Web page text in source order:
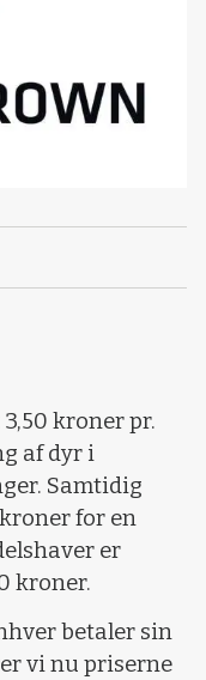
kroner pr.
af dyr i
Samtidig
for en
er
kroner.
betaler sin
vi nu priserne